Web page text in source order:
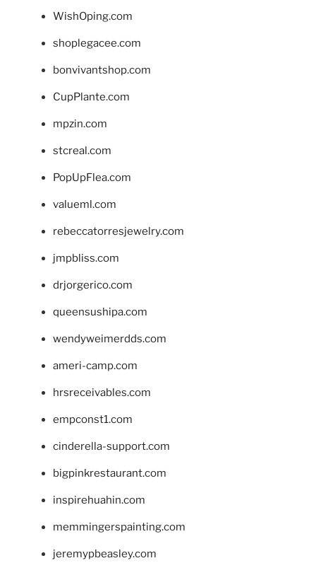
WishOping.com
shoplegacee.com
bonvivantshop.com
CupPlante.com
mpzin.com
stcreal.com
PopUpFlea.com
valueml.com
rebeccatorresjewelry.com
jmpbliss.com
drjorgerico.com
queensushipa.com
wendyweimerdds.com
ameri-camp.com
hrsreceivables.com
empconst1.com
cinderella-support.com
bigpinkrestaurant.com
inspirehuahin.com
memmingerspainting.com
jeremypbeasley.com